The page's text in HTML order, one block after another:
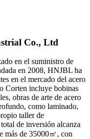
Co., Ltd
en el suministro de
en 2008, HNJBL ha
en el mercado del acero
Corten incluye bobinas
obras de arte de acero
como laminado,
taller de
de inversión alcanza
más de 35000㎡, con